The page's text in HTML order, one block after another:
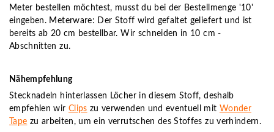
Meter bestellen möchtest, musst du bei der Bestellmenge '10'
eingeben. Meterware: Der Stoff wird gefaltet geliefert und ist
bereits ab 20 cm bestellbar. Wir schneiden in 10 cm -
Abschnitten zu.
Nähempfehlung
Stecknadeln hinterlassen Löcher in diesem Stoff, deshalb
empfehlen wir Clips zu verwenden und eventuell mit Wonder
Tape zu arbeiten, um ein verrutschen des Stoffes zu verhindern.